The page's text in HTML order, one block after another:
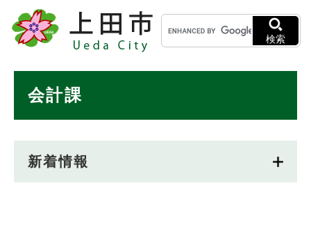
メニューを飛ばして本文へ
キ
ー
ワ
検索
会計課
新着情報